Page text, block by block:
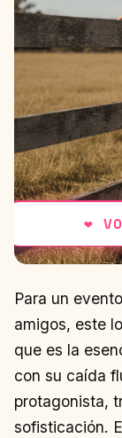
❤
Para un
amigos, este
que es la
con su caída
protagonista,
sofisticación.